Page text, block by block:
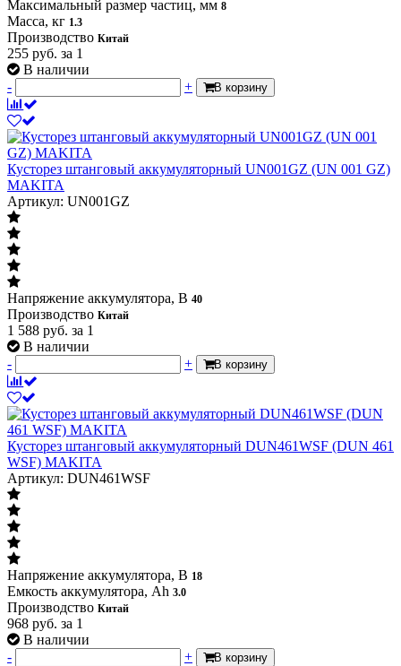
Максимальный размер частиц, мм 8
Масса, кг 1.3
Производство Китай
255 руб. за 1
В наличии
-
+ В корзину
Кусторез штанговый аккумуляторный UN001GZ (UN 001 GZ)
MAKITA
Артикул: UN001GZ
Напряжение аккумулятора, В 40
Производство Китай
1 588 руб. за 1
В наличии
-
+ В корзину
Кусторез штанговый аккумуляторный DUN461WSF (DUN 461
WSF) MAKITA
Артикул: DUN461WSF
Напряжение аккумулятора, В 18
Емкость аккумулятора, Ah 3.0
Производство Китай
968 руб. за 1
В наличии
-
+ В корзину